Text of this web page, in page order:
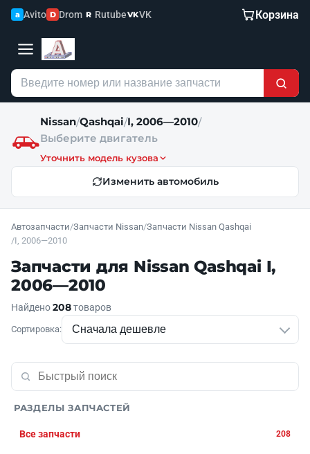
a Avito D Drom R RutubeVKVK Корзина
Nissan/Qashqai/I, 2006—2010/
Выберите двигатель
Уточнить модель кузова
Изменить автомобиль
Автозапчасти/Запчасти Nissan/Запчасти Nissan Qashqai
/I, 2006—2010
Запчасти для Nissan Qashqai I,
2006—2010
Найдено208товаров
Сортировка:
РАЗДЕЛЫ ЗАПЧАСТЕЙ
Все запчасти 208